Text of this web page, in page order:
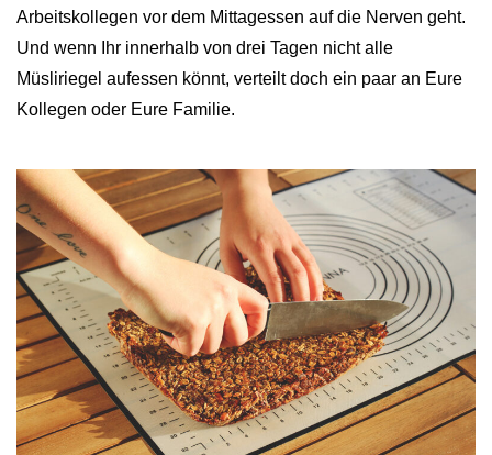
Arbeitskollegen vor dem Mittagessen auf die Nerven geht.
Und wenn Ihr innerhalb von drei Tagen nicht alle
Müsliriegel aufessen könnt, verteilt doch ein paar an Eure
Kollegen oder Eure Familie.